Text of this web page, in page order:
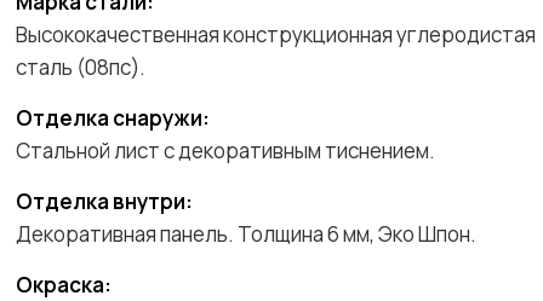
Высококачественная конструкционная углеродистая
сталь (08пс).
Отделка снаружи:
Стальной лист с декоративным тиснением.
Отделка внутри:
Декоративная панель. Толщина 6 мм, Эко Шпон.
Окраска: